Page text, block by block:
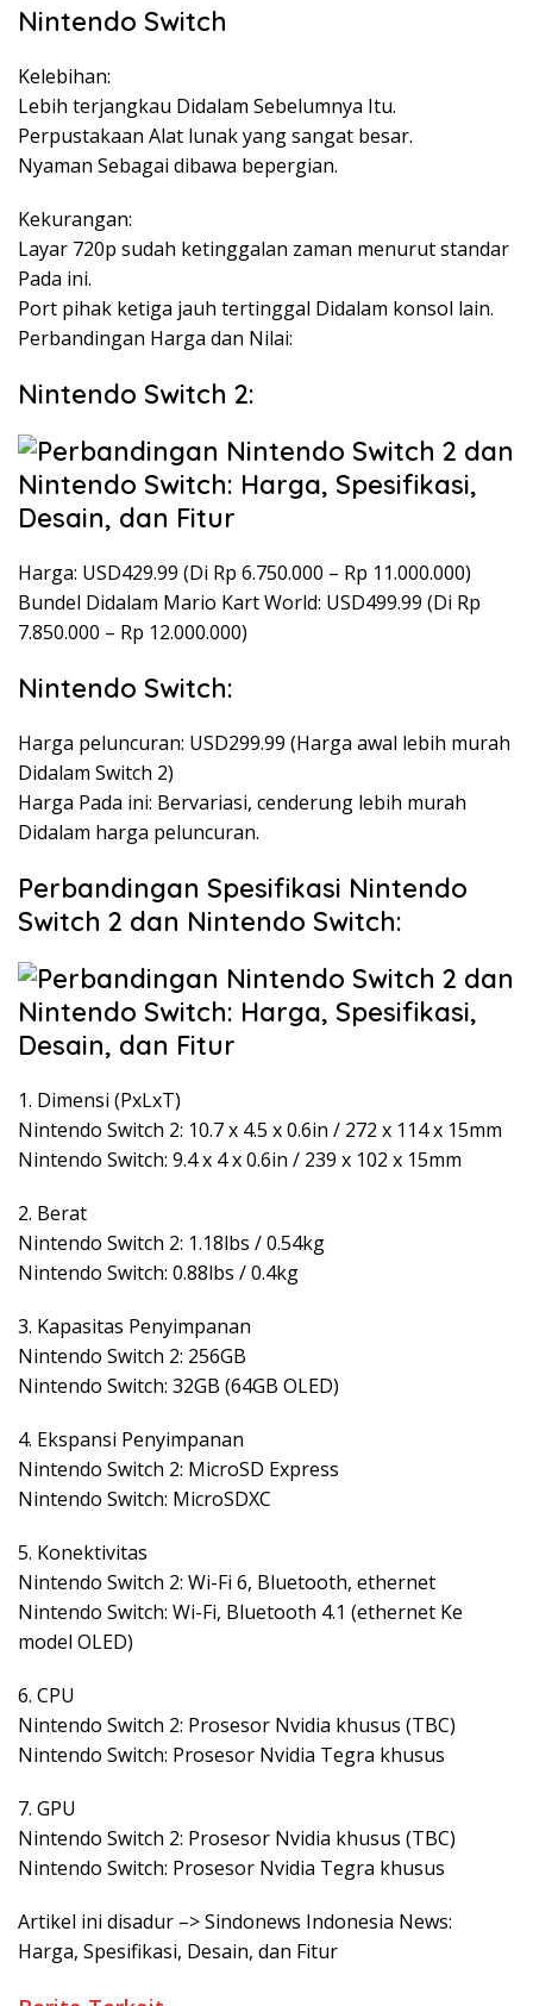
Nintendo Switch
Kelebihan:
Lebih terjangkau Didalam Sebelumnya Itu.
Perpustakaan Alat lunak yang sangat besar.
Nyaman Sebagai dibawa bepergian.
Kekurangan:
Layar 720p sudah ketinggalan zaman menurut standar
Pada ini.
Port pihak ketiga jauh tertinggal Didalam konsol lain.
Perbandingan Harga dan Nilai:
Nintendo Switch 2:
Harga: USD429.99 (Di Rp 6.750.000 – Rp 11.000.000)
Bundel Didalam Mario Kart World: USD499.99 (Di Rp
7.850.000 – Rp 12.000.000)
Nintendo Switch:
Harga peluncuran: USD299.99 (Harga awal lebih murah
Didalam Switch 2)
Harga Pada ini: Bervariasi, cenderung lebih murah
Didalam harga peluncuran.
Perbandingan Spesifikasi Nintendo
Switch 2 dan Nintendo Switch:
1. Dimensi (PxLxT)
Nintendo Switch 2: 10.7 x 4.5 x 0.6in / 272 x 114 x 15mm
Nintendo Switch: 9.4 x 4 x 0.6in / 239 x 102 x 15mm
2. Berat
Nintendo Switch 2: 1.18lbs / 0.54kg
Nintendo Switch: 0.88lbs / 0.4kg
3. Kapasitas Penyimpanan
Nintendo Switch 2: 256GB
Nintendo Switch: 32GB (64GB OLED)
4. Ekspansi Penyimpanan
Nintendo Switch 2: MicroSD Express
Nintendo Switch: MicroSDXC
5. Konektivitas
Nintendo Switch 2: Wi-Fi 6, Bluetooth, ethernet
Nintendo Switch: Wi-Fi, Bluetooth 4.1 (ethernet Ke
model OLED)
6. CPU
Nintendo Switch 2: Prosesor Nvidia khusus (TBC)
Nintendo Switch: Prosesor Nvidia Tegra khusus
7. GPU
Nintendo Switch 2: Prosesor Nvidia khusus (TBC)
Nintendo Switch: Prosesor Nvidia Tegra khusus
Artikel ini disadur –> Sindonews Indonesia News:
Harga, Spesifikasi, Desain, dan Fitur